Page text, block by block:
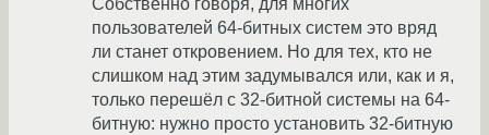
Собственно говоря, для многих
пользователей 64-битных систем это вряд
ли станет откровением. Но для тех, кто не
слишком над этим задумывался или, как и я,
только перешёл с 32-битной системы на 64-
битную: нужно просто установить 32-битную